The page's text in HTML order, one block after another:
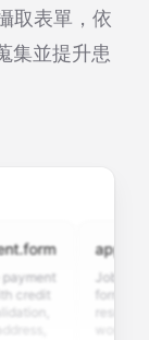
取表單，依
集並提升患
Job
form with
resume